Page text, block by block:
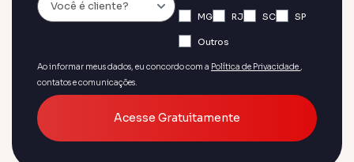
MG RJ SC SP
Outros
Ao informar meus dados, eu concordo com a Política de Privacidade ,
contatos e comunicações.
Acesse Gratuitamente